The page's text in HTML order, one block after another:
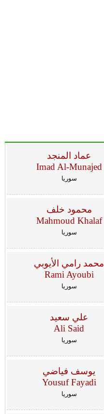
عماد المنجد
Imad Al-Munajed
سوريا
محمود خلف
Mahmoud Khalaf
سوريا
محمد رامي الأيوبي
Rami Ayoubi
سوريا
علي سعيد
Ali Said
سوريا
يوسف فياضي
Yousuf Fayadi
سوريا